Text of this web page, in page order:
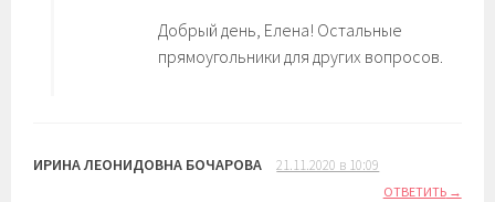
Добрый день, Елена! Остальные
прямоугольники для других вопросов.
ИРИНА ЛЕОНИДОВНА БОЧАРОВА 21.11.2020 в 10:09
ОТВЕТИТЬ